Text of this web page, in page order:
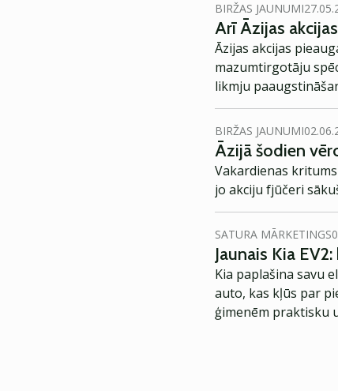
BIRŽAS JAUNUMI
Arī Āzijas
Āzijas akcijas
mazumtirgotāju
likmju
BIRŽAS JAUNUMI
Āzijā šodien
Vakardienas
jo akciju fjūčeri
SATURA MĀRKETINGS
Jaunais Kia
Kia paplašina savu
auto, kas kļūs par
ģimenēm praktisku